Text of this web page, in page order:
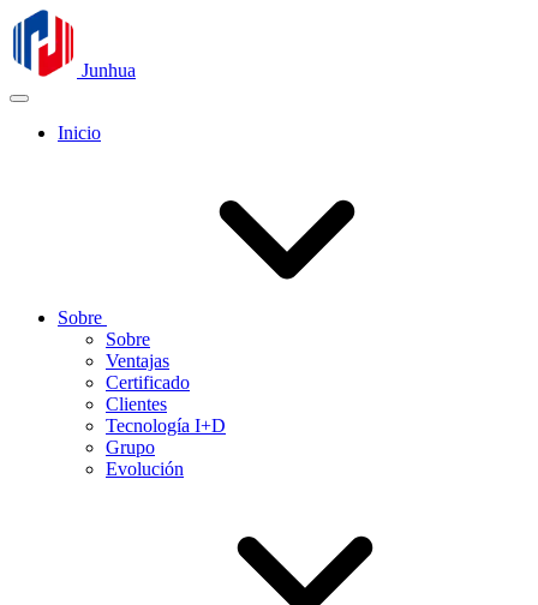
Junhua
Inicio
Sobre
Sobre
Ventajas
Certificado
Clientes
Tecnología I+D
Grupo
Evolución